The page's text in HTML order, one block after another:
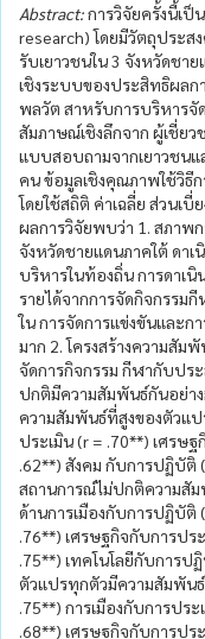
Abstract:การวิจัยครั้งนี้เ
research) โดยมีวัตถุประ
รับเยาวชนใน 3 จังหวัดชา
เชิงระบบของประสิทธิผล
พลวัต สาหรับการบริหารจั
สัมภาษณ์เชิงลึกจาก ผู้เชี่ย
แบบสอบถามจากเยาวชนแ
คน ข้อมูลเชิงคุณภาพใช้วิธี
โดยใช้สถิติ ค่าเฉลี่ย ส่วนเ
ผลการวิจัยพบว่า 1. สภาพ
จังหวัดชายแดนภาคใต้ ดา
บริหารในท้องถิ่น การดาเนิ
รายได้จากการจัดกิจกรรม
ใน การจัดการแข่งขันและ
มาก 2. โครงสร้างความสั
จัดการกิจกรรม กีฬากับปร
ปกติมีความสัมพันธ์กันอย่า
ความสัมพันธ์ที่สูงของตัวแ
ประเมิน (r = .70**) เศรษ
.62**) สังคม กับการปฏิบัติ
สถานการณ์ไม่ปกติความสั
ด้านการเมืองกับการปฏิบัติ
.76**) เศรษฐกิจกับการป
.75**) เทคโนโลยีกับการ
ตัวแปรทุกตัวมีความสัมพัน
.75**) การเมืองกับการปร
.68**) เศรษฐกิจกับการป